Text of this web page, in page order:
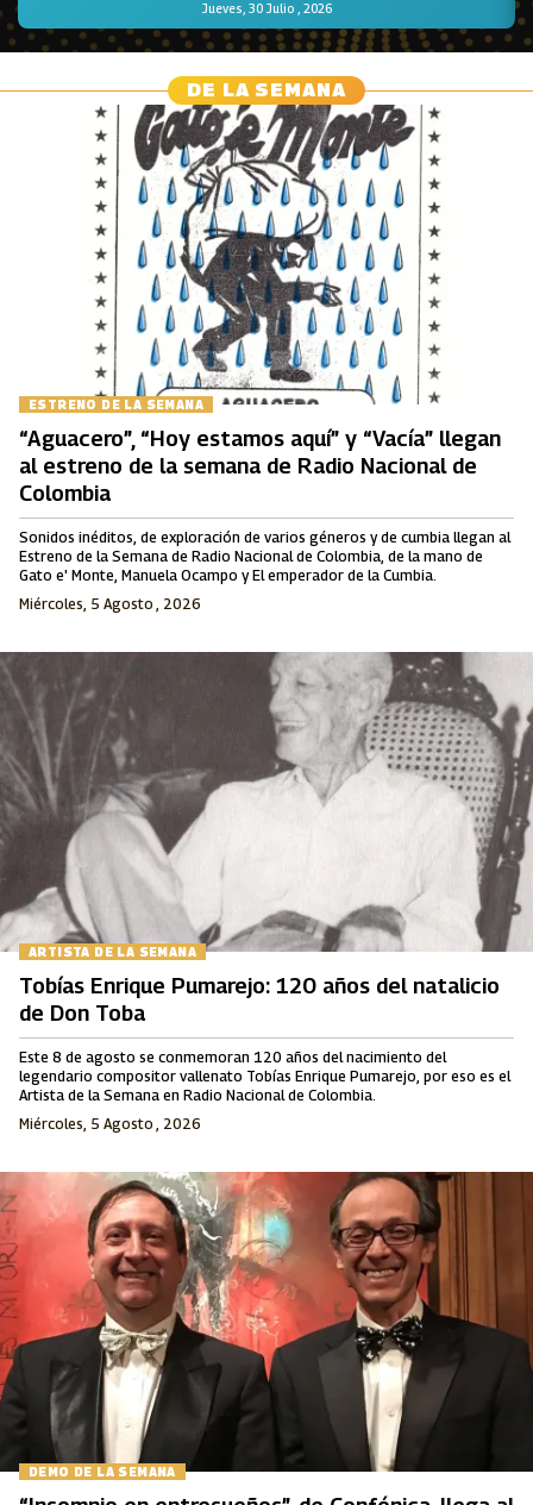
Jueves, 30 Julio , 2026
DE LA SEMANA
ESTRENO DE LA SEMANA
“Aguacero”, “Hoy estamos aquí” y “Vacía” llegan
al estreno de la semana de Radio Nacional de
Colombia
Sonidos inéditos, de exploración de varios géneros y de cumbia llegan al
Estreno de la Semana de Radio Nacional de Colombia, de la mano de
Gato e' Monte, Manuela Ocampo y El emperador de la Cumbia.
Miércoles, 5 Agosto , 2026
ARTISTA DE LA SEMANA
Tobías Enrique Pumarejo: 120 años del natalicio
de Don Toba
Este 8 de agosto se conmemoran 120 años del nacimiento del
legendario compositor vallenato Tobías Enrique Pumarejo, por eso es el
Artista de la Semana en Radio Nacional de Colombia.
Miércoles, 5 Agosto , 2026
DEMO DE LA SEMANA